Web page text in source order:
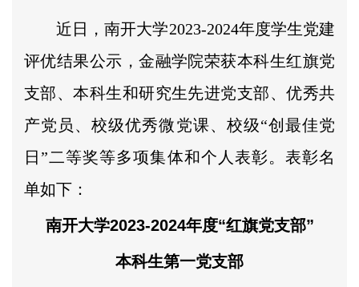
近日，南开大学2023-2024年度学生党建
评优结果公示，金融学院荣获本科生红旗党
支部、本科生和研究生先进党支部、优秀共
产党员、校级优秀微党课、校级“创最佳党
日”二等奖等多项集体和个人表彰。表彰名
单如下：
南开大学2023-2024年度“红旗党支部”
本科生第一党支部